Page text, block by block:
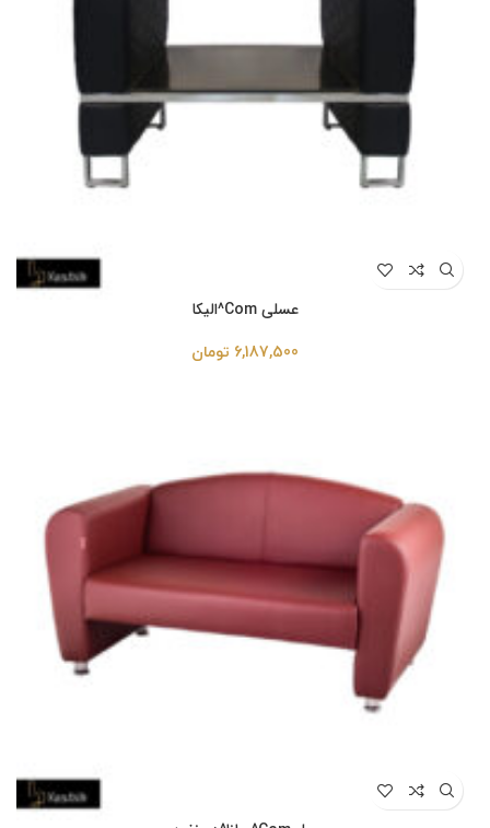
عسلی Com^الیکا
6,187,500 تومان